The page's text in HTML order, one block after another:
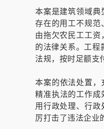
本案是建筑领域典
存在的用工不规范
由拖欠农民工工资
的法律关系。工程
法规，按时足额支
本案的依法处置，
精准执法的工作成
用行政处理、行政
厉打击了违法企业